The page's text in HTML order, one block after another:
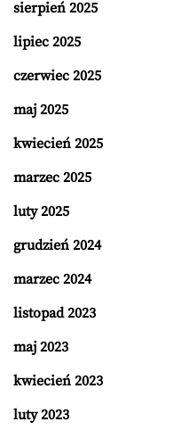
sierpień 2025
lipiec 2025
czerwiec 2025
maj 2025
kwiecień 2025
marzec 2025
luty 2025
grudzień 2024
marzec 2024
listopad 2023
maj 2023
kwiecień 2023
luty 2023